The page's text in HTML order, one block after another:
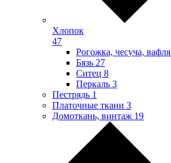
Хлопок
47
Рогожка, чесуча, вафля
Бязь 27
Ситец 8
Перкаль 3
Пестрядь 1
Платочные ткани 3
Домоткань, винтаж 19